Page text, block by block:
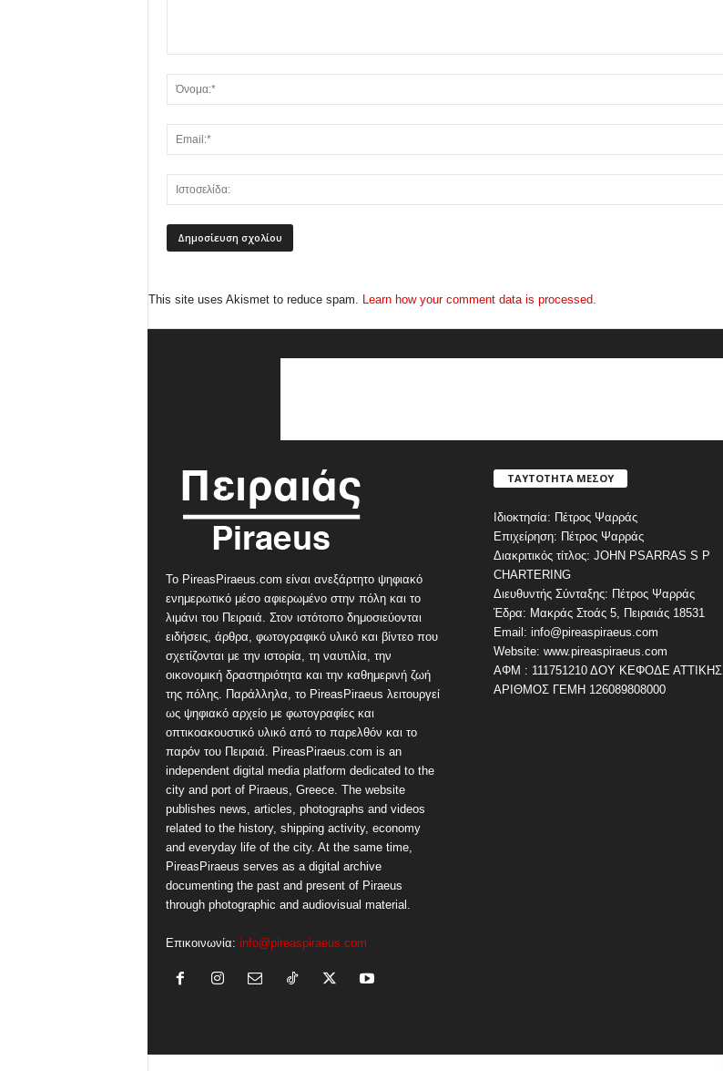
This site uses Akismet to reduce spam. Learn how your comment data is processed.
Το PireasPiraeus.com είναι ανεξάρτητο ψηφιακό
ενημερωτικό μέσο αφιερωμένο στην πόλη και το
λιμάνι του Πειραιά. Στον ιστότοπο δημοσιεύονται
ειδήσεις, άρθρα, φωτογραφικό υλικό και βίντεο που
σχετίζονται με την ιστορία, τη ναυτιλία, την
οικονομική δραστηριότητα και την καθημερινή ζωή
της πόλης. Παράλληλα, το PireasPiraeus λειτουργεί
ως ψηφιακό αρχείο με φωτογραφίες και
οπτικοακουστικό υλικό από το παρελθόν και το
παρόν του Πειραιά. PireasPiraeus.com is an
independent digital media platform dedicated to the
city and port of Piraeus, Greece. The website
publishes news, articles, photographs and videos
related to the history, shipping activity, economy
and everyday life of the city. At the same time,
PireasPiraeus serves as a digital archive
documenting the past and present of Piraeus
through photographic and audiovisual material.
Επικοινωνία: info@pireaspiraeus.com
ΤΑΥΤΟΤΗΤΑ ΜΕΣΟΥ
Ιδιοκτησία: Πέτρος Ψαρράς
Επιχείρηση: Πέτρος Ψαρράς
Διακριτικός τίτλος: JOHN PSARRAS S P
CHARTERING
Διευθυντής Σύνταξης: Πέτρος Ψαρράς
Έδρα: Μακράς Στοάς 5, Πειραιάς 18531
Email: info@pireaspiraeus.com
Website: www.pireaspiraeus.com
ΑΦΜ : 111751210 ΔΟΥ ΚΕΦΟΔΕ ΑΤΤΙΚΗΣ
ΑΡΙΘΜΟΣ ΓΕΜΗ 126089808000